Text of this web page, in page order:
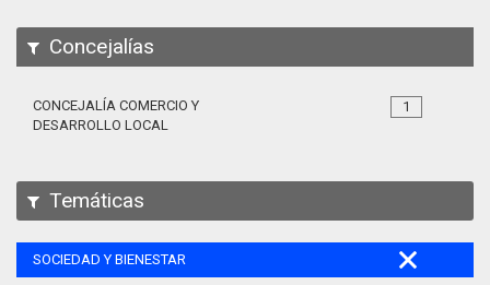
Concejalías
1
CONCEJALÍA COMERCIO Y
DESARROLLO LOCAL
Temáticas
SOCIEDAD Y BIENESTAR